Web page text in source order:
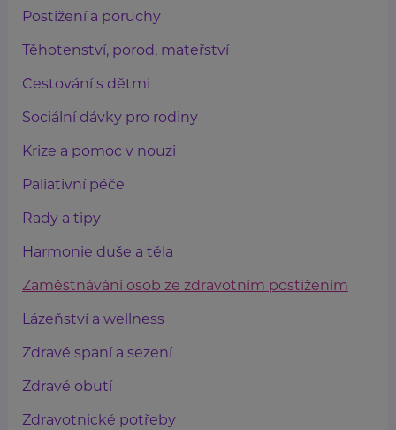
Postižení a poruchy
Těhotenství, porod, mateřství
Cestování s dětmi
Sociální dávky pro rodiny
Krize a pomoc v nouzi
Paliativní péče
Rady a tipy
Harmonie duše a těla
Zaměstnávání osob ze zdravotním postižením
Lázeňství a wellness
Zdravé spaní a sezení
Zdravé obutí
Zdravotnické potřeby